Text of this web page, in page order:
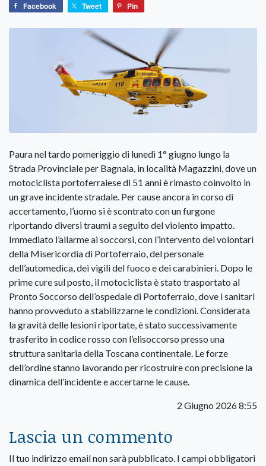
Facebook Tweet Pin
Paura nel tardo pomeriggio di lunedì 1° giugno lungo la
Strada Provinciale per Bagnaia, in località Magazzini, dove un
motociclista portoferraiese di 51 anni è rimasto coinvolto in
un grave incidente stradale. Per cause ancora in corso di
accertamento, l’uomo si è scontrato con un furgone
riportando diversi traumi a seguito del violento impatto.
Immediato l’allarme ai soccorsi, con l’intervento dei volontari
della Misericordia di Portoferraio, del personale
dell’automedica, dei vigili del fuoco e dei carabinieri. Dopo le
prime cure sul posto, il motociclista è stato trasportato al
Pronto Soccorso dell’ospedale di Portoferraio, dove i sanitari
hanno provveduto a stabilizzarne le condizioni. Considerata
la gravità delle lesioni riportate, è stato successivamente
trasferito in codice rosso con l’elisoccorso presso una
struttura sanitaria della Toscana continentale. Le forze
dell’ordine stanno lavorando per ricostruire con precisione la
dinamica dell’incidente e accertarne le cause.
2 Giugno 2026 8:55
Lascia un commento
Il tuo indirizzo email non sarà pubblicato. I campi obbligatori